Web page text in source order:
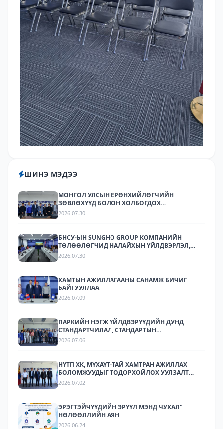
ШИНЭ МЭДЭЭ
МОНГОЛ УЛСЫН ЕРӨНХИЙЛӨГЧИЙН
ЗӨВЛӨХҮҮД БОЛОН ХОЛБОГДОХ
БАЙГУУЛЛАГУУДЫН ТӨЛӨӨЛӨЛ НАЛАЙХЫН
2026.07.30
БНСУ-ЫН SUNGHO GROUP КОМПАНИЙН
ТӨЛӨӨЛӨГЧИД НАЛАЙХЫН ҮЙЛДВЭРЛЭЛ,
ТЕХНОЛОГИЙН ПАРКТ АЖИЛЛАЛАА.
2026.07.30
ХАМТЫН АЖИЛЛАГААНЫ САНАМЖ БИЧИГ
БАЙГУУЛЛАА
2026.07.09
ПАРКИЙН НЭГЖ ҮЙЛДВЭРҮҮДИЙН ДУНД
СТАНДАРТЧИЛАЛ, СТАНДАРТЫН
ХЭРЭГЖИЛТИЙН ТАЛААР СУРГАЛТ,
2026.07.06
НҮТП ХК, МҮХАҮТ-ТАЙ ХАМТРАН АЖИЛЛАХ
БОЛОМЖУУДЫГ ТОДОРХОЙЛОХ УУЛЗАЛТ
ЗОХИОН БАЙГУУЛАГДЛАА.
2026.07.02
ЭРЭГТЭЙЧҮҮДИЙН ЭРҮҮЛ МЭНД ЧУХАЛ"
НӨЛӨӨЛЛИЙН АЯН
2026.06.24